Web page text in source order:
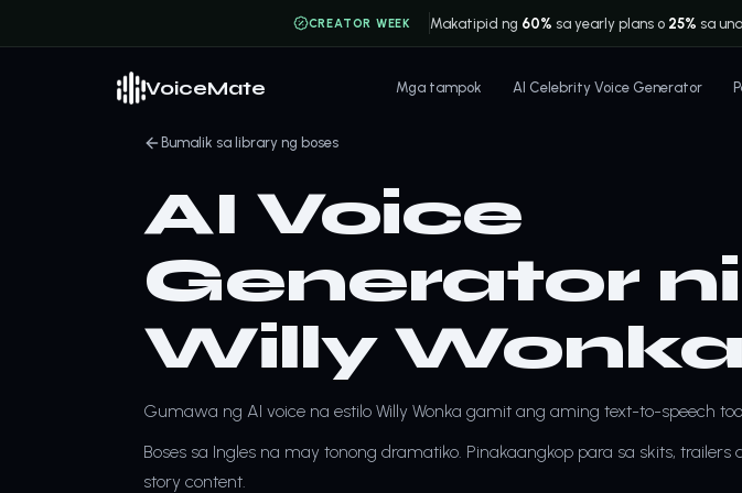
CREATOR WEEK Makatipid ng 60% sa yearly plans o 25% sa
VoiceMate Mga tampok AI Celebrity Voice Generator
Bumalik sa library ng boses
AI Voice
Generator ni
Willy Wonka
Gumawa ng AI voice na estilo Willy Wonka gamit ang aming text-to-speech
Boses sa Ingles na may tonong dramatiko. Pinakaangkop para sa skits, trailers
story content.